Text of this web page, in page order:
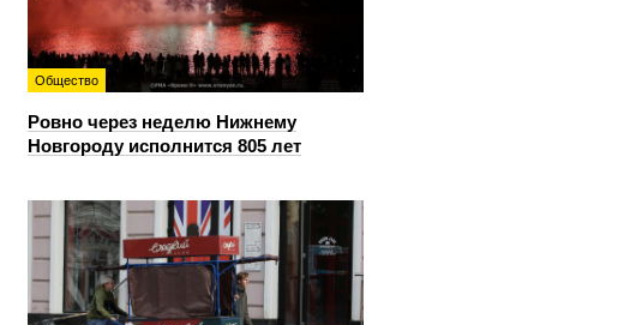
Общество
Ровно через неделю Нижнему
Новгороду исполнится 805 лет